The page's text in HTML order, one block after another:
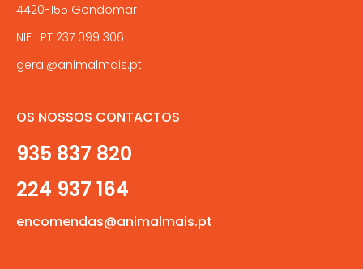
4420-155 Gondomar
NIF : PT 237 099 306
geral@animalmais.pt
OS NOSSOS CONTACTOS
935 837 820
224 937 164
encomendas@animalmais.pt